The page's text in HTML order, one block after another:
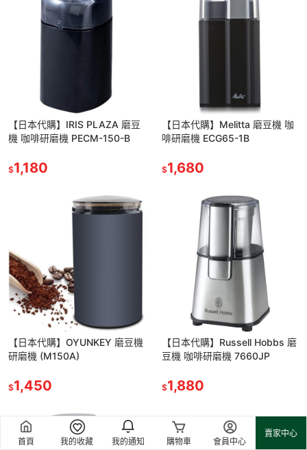
首頁 我的收藏 我的通知 購物車 會員中心
賣家中心
【日本代購】IRIS PLAZA 磨豆
機 咖啡研磨機 ‎PECM-150-B
$1,180
【日本代購】Melitta 磨豆機 咖
啡研磨機 ‎ECG65-1B
$1,680
【日本代購】OYUNKEY 磨豆機
研磨機 (M150A)
$1,450
【日本代購】Russell Hobbs 磨
豆機 咖啡研磨機 7660JP
$1,880